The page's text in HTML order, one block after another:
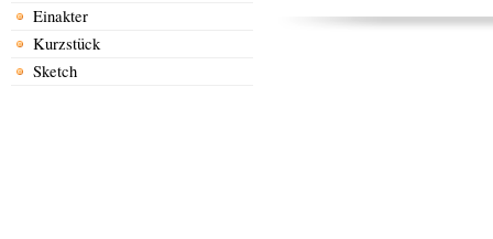
Einakter
Kurzstück
Sketch